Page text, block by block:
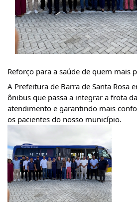
Reforço para a saúde de quem mais
A Prefeitura de Barra de Santa Rosa
ônibus que passa a integrar a frota
atendimento e garantindo mais
os pacientes do nosso município.